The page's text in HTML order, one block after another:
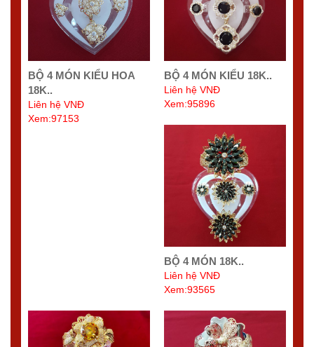
BỘ 4 MÓN KIỂU HOA
18K..
Liên hệ VNĐ
Xem:97153
BỘ 4 MÓN KIỂU 18K..
Liên hệ VNĐ
Xem:95896
BỘ 4 MÓN 18K..
Liên hệ VNĐ
Xem:93565